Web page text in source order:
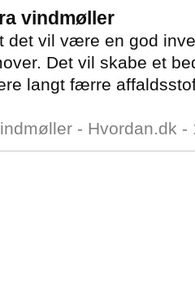
vindmøller
det vil være en god
Det vil skabe et
langt færre
- Hvordan.dk -